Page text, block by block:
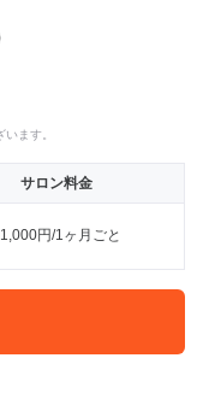
ます。
サロン料金
円/1ヶ月ごと